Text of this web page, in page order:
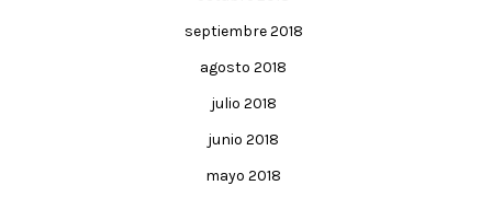
septiembre 2018
agosto 2018
julio 2018
junio 2018
mayo 2018